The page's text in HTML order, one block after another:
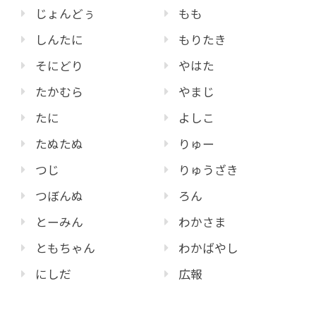
じょんどぅ
しんたに
そにどり
たかむら
たに
たぬたぬ
つじ
つぼんぬ
とーみん
ともちゃん
にしだ
もも
もりたき
やはた
やまじ
よしこ
りゅー
りゅうざき
ろん
わかさま
わかばやし
広報